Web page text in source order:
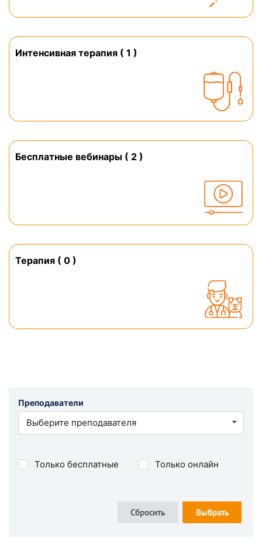
Интенсивная терапия ( 1 )
Бесплатные вебинары ( 2 )
Терапия ( 0 )
Преподаватели
Выберите преподавателя
Только бесплатные Только онлайн
Сбросить Выбрать